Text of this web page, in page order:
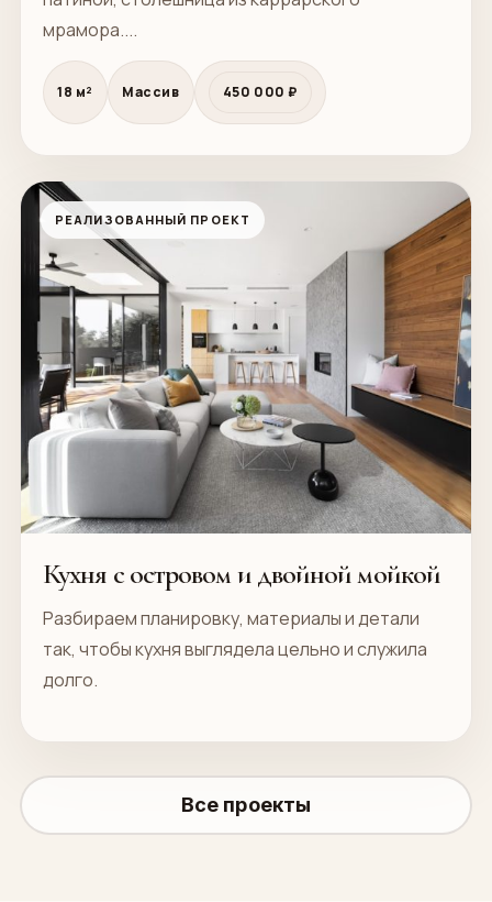
мрамора....
18 м² Массив 450 000 ₽
РЕАЛИЗОВАННЫЙ ПРОЕКТ
Кухня с островом и двойной мойкой
Разбираем планировку, материалы и детали
так, чтобы кухня выглядела цельно и служила
долго.
Все проекты